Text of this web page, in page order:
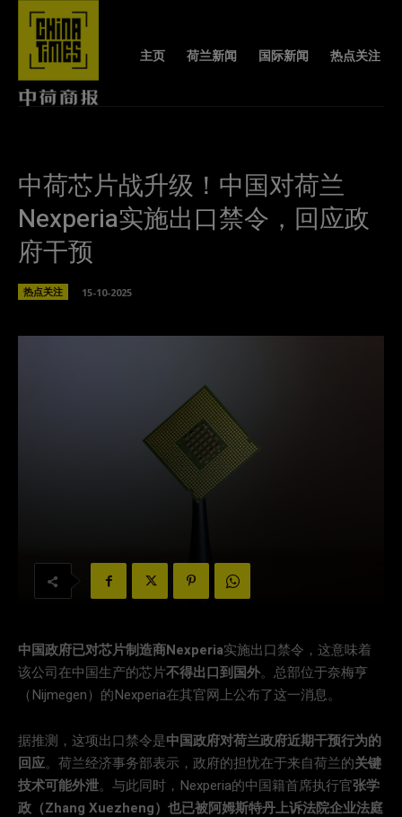
主页 荷兰新闻 国际新闻 热点关注
中荷芯片战升级！中国对荷兰
Nexperia实施出口禁令，回应政
府干预
热点关注 15-10-2025
中国政府已对芯片制造商Nexperia实施出口禁令，这意味着
该公司在中国生产的芯片不得出口到国外。总部位于奈梅亨
（Nijmegen）的Nexperia在其官网上公布了这一消息。
据推测，这项出口禁令是中国政府对荷兰政府近期干预行为的
回应。荷兰经济事务部表示，政府的担忧在于来自荷兰的关键
技术可能外泄。与此同时，Nexperia的中国籍首席执行官张学
政（Zhang Xuezheng）也已被阿姆斯特丹上诉法院企业法庭